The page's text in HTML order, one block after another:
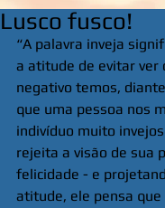
Lusco fusco!
“A palavra inveja
a atitude de evitar ver
negativo temos,
que uma pessoa nos
indivíduo muito
rejeita a visão de sua
felicidade - e
atitude, ele pensa